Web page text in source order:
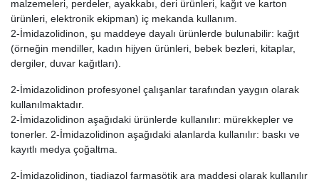
malzemeleri, perdeler, ayakkabı, deri ürünleri, kağıt ve karton
ürünleri, elektronik ekipman) iç mekanda kullanım.
2-İmidazolidinon, şu maddeye dayalı ürünlerde bulunabilir: kağıt
(örneğin mendiller, kadın hijyen ürünleri, bebek bezleri, kitaplar,
dergiler, duvar kağıtları).
2-İmidazolidinon profesyonel çalışanlar tarafından yaygın olarak
kullanılmaktadır.
2-İmidazolidinon aşağıdaki ürünlerde kullanılır: mürekkepler ve
tonerler. 2-İmidazolidinon aşağıdaki alanlarda kullanılır: baskı ve
kayıtlı medya çoğaltma.
2-İmidazolidinon, tiadiazol farmasötik ara maddesi olarak kullanılır